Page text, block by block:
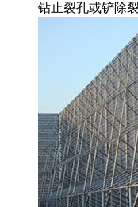
钻止裂孔或铲除